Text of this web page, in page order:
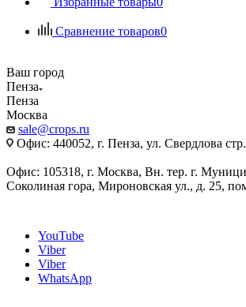
Сравнение товаров0
Ваш город
Пенза
Пенза
Москва
sale@crops.ru
Офис: 440052, г. Пенза, ул. Свердлова
Офис: 105318, г. Москва, Вн. тер. г.
Соколиная гора, Мироновская ул., д. 25,
YouTube
Viber
Viber
WhatsApp